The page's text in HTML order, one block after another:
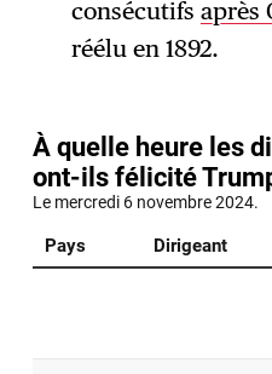
consécutifs après
réélu en 1892.